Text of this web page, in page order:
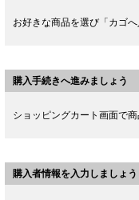
お好きな商品を選び「カゴ
購入手続きへ進みましょう
ショッピングカート画面で
購入者情報を入力しましょう